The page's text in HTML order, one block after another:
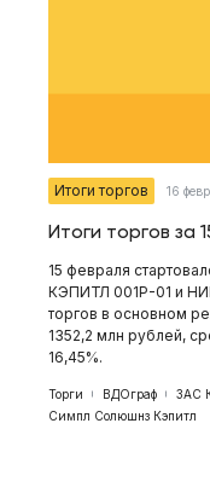
Итоги торгов 16
Итоги торгов за
15 февраля
КЭПИТЛ 001Р-01 и
торгов в основном
1352,2 млн рублей,
16,45%.
Торги ВДОграф ЗАС
Симпл Солюшнз Кэпитл